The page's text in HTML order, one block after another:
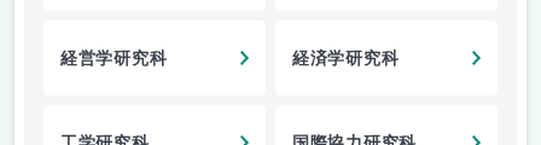
経営学研究科 経済学研究科